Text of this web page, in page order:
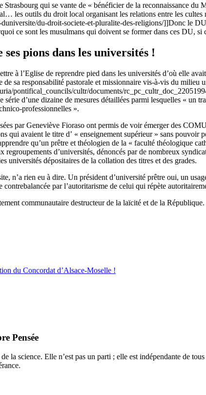
qui se vante de « bénéficier de la reconnaissance
les outils du droit local organisant les relations entre les
du-droit-societe-et-pluralite-des-religions/]]Donc le
ce sont les musulmans qui doivent se former dans ces DU,
ses pions dans les universités !
à l’Eglise de reprendre pied dans les universités d’où elle
de sa responsabilité pastorale et missionnaire vis-à-vis du
pontifical_councils/cultr/documents/
série d’une dizaine de mesures détaillées parmi lesquelles « un
professionnelles ».
par Geneviève Fioraso ont permis de voir émerger des
qui avaient le titre d’ « enseignement supérieur » sans
qu’un prêtre et théologien de la « faculté théologique
regroupements d’universités, dénoncés par de nombreux
universités dépositaires de la collation des titres et des grades.
n’a rien eu à dire. Un président d’université prêtre oui, un
contrebalancée par l’autoritarisme de celui qui répète
communautaire destructeur de la laïcité et de la
du Concordat d’Alsace-Moselle !
Pensée
la science. Elle n’est pas un parti ; elle est indépendante de